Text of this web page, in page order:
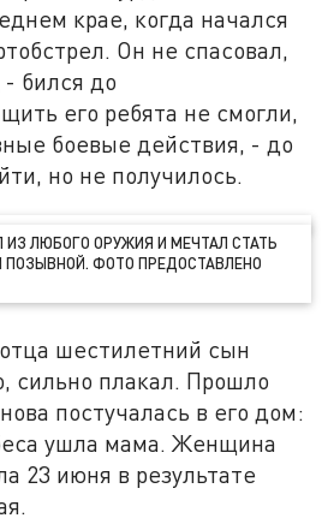
крае, когда начался
Он не спасовал,
бился до
его ребята не смогли,
боевые действия, - до
но не получилось.
ИЗ ЛЮБОГО ОРУЖИЯ И МЕЧТАЛ СТАТЬ
ФОТО ПРЕДОСТАВЛЕНО
шестилетний сын
сильно плакал. Прошло
постучалась в его дом:
ушла мама. Женщина
23 июня в результате